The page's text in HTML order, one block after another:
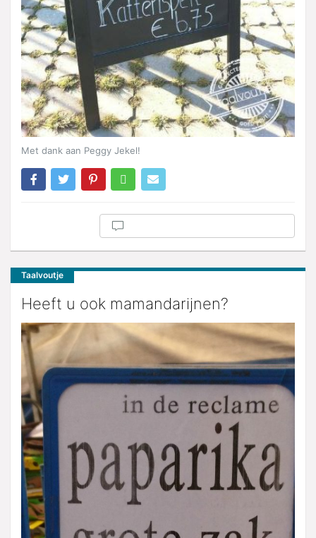
Met dank aan Peggy Jekel!
Taalvoutje
Heeft u ook mamandarijnen?